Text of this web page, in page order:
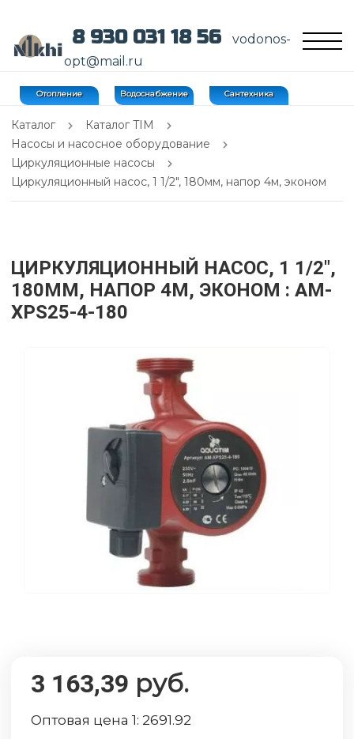
8 930 031 18 56
vodonos-
opt@mail.ru
Отопление Водоснабжение Сантехника
Каталог
Каталог TIM
Насосы и насосное оборудование
Циркуляционные насосы
Циркуляционный насос, 1 1/2", 180мм, напор 4м, эконом
ЦИРКУЛЯЦИОННЫЙ НАСОС, 1 1/2",
180ММ, НАПОР 4М, ЭКОНОМ : AM-
XPS25-4-180
3 163,39 руб.
Оптовая цена 1: 2691.92